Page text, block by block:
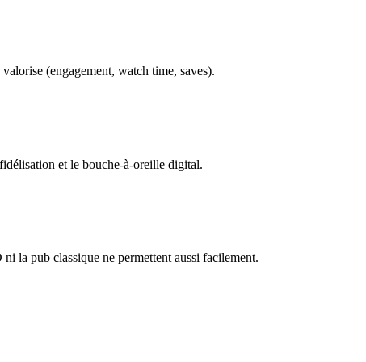
(engagement, watch time, saves).
et le bouche-à-oreille digital.
la pub classique ne permettent aussi facilement.